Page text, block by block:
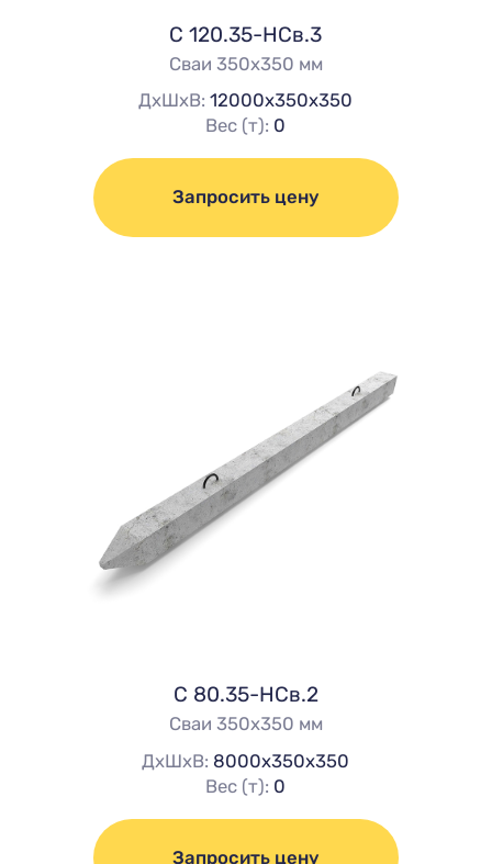
C 120.35-НСв.3
Сваи 350х350 мм
ДхШхВ:12000х350х350
Вес (т): 0
Запросить цену
C 80.35-НСв.2
Сваи 350х350 мм
ДхШхВ: 8000х350х350
Вес (т): 0
Запросить цену